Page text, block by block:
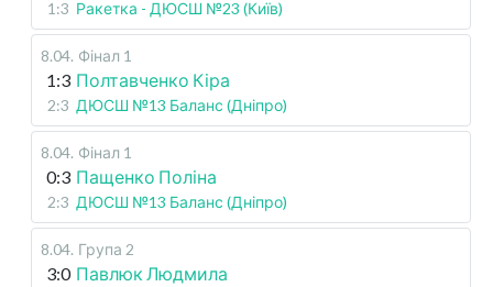
1:3 Ракетка - ДЮСШ №23 (Київ)
8.04. Фінал 1
1:3 Полтавченко Кіра
2:3 ДЮСШ №13 Баланс (Дніпро)
8.04. Фінал 1
0:3 Пащенко Поліна
2:3 ДЮСШ №13 Баланс (Дніпро)
8.04. Група 2
3:0 Павлюк Людмила